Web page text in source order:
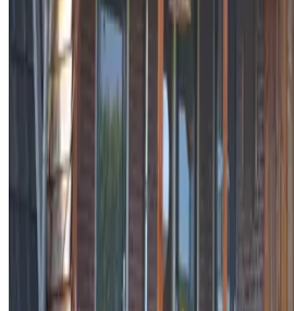
Terras (algemeen gebruik)
Algemeen
Huisdieren niet toegestaan
In de accommodatie
Eetkamer
Keuken (algemeen gebruik)
TV
Koelkast
Vaatwasser
Koffie- en theefaciliteiten